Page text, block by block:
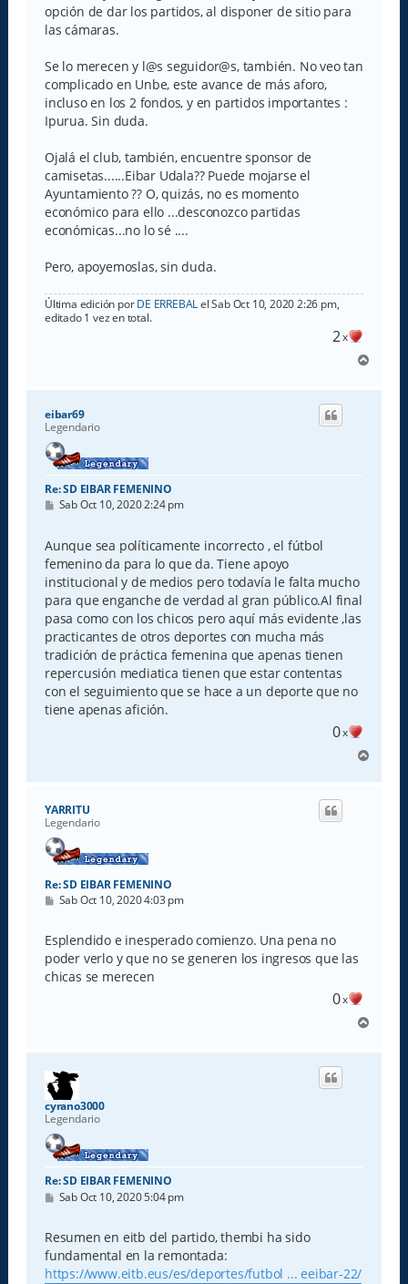
opción de dar los partidos, al disponer de sitio para
las cámaras.
Se lo merecen y l@s seguidor@s, también. No veo tan
complicado en Unbe, este avance de más aforo,
incluso en los 2 fondos, y en partidos importantes :
Ipurua. Sin duda.
Ojalá el club, también, encuentre sponsor de
camisetas......Eibar Udala?? Puede mojarse el
Ayuntamiento ?? O, quizás, no es momento
económico para ello ...desconozco partidas
económicas...no lo sé ....
Pero, apoyemoslas, sin duda.
Última edición porDE ERREBALel Sab Oct 10, 2020 2:26 pm,
editado 1 vez en total.
2x
r
eibar69
Legendario
Re: SD EIBAR FEMENINO
M
s
a
j
e
Sab Oct 10, 2020 2:24 pm
Aunque sea políticamente incorrecto , el fútbol
femenino da para lo que da. Tiene apoyo
institucional y de medios pero todavía le falta mucho
para que enganche de verdad al gran público.Al final
pasa como con los chicos pero aquí más evidente ,las
practicantes de otros deportes con mucha más
tradición de práctica femenina que apenas tienen
repercusión mediatica tienen que estar contentas
con el seguimiento que se hace a un deporte que no
tiene apenas afición.
0x
r
YARRITU
Legendario
Re: SD EIBAR FEMENINO
M
s
a
j
e
Sab Oct 10, 2020 4:03 pm
Esplendido e inesperado comienzo. Una pena no
poder verlo y que no se generen los ingresos que las
chicas se merecen
0x
r
cyrano3000
Legendario
Re: SD EIBAR FEMENINO
M
s
a
j
e
Sab Oct 10, 2020 5:04 pm
Resumen en eitb del partido, thembi ha sido
fundamental en la remontada:
https://www.eitb.eus/es/deportes/futbol ... eeibar-22/